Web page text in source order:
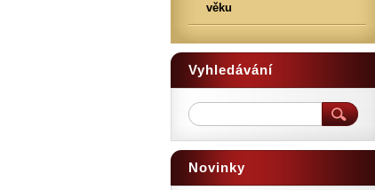
věku
Vyhledávání
Novinky